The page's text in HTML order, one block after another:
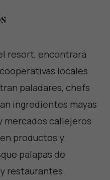
resort, encontrará
locales
paladares, chefs
ingredientes mayas
mercados callejeros
productos y
palapas de
restaurantes